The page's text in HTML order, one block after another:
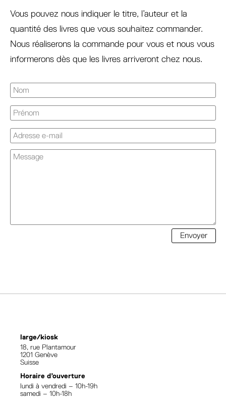
Vous pouvez nous indiquer le titre, l’auteur et la
quantité des livres que vous souhaitez commander.
Nous réaliserons la commande pour vous et nous vous
informerons dès que les livres arriveront chez nous.
Envoyer
large/kiosk
18, rue Plantamour
1201 Genève
Suisse
Horaire d’ouverture
lundi à vendredi – 10h-19h
samedi – 10h-18h